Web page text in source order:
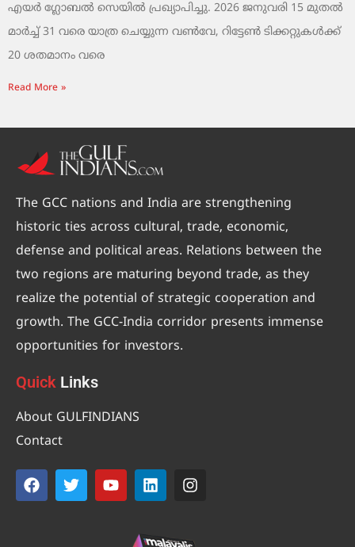
എയർ ഗ്ലോബൽ സെയിൽ പ്രഖ്യാപിച്ചു. 2026 ജനുവരി 15 മുതൽ
മാർച്ച് 31 വരെ യാത്ര ചെയ്യുന്ന വൺവേ, റിട്ടേൺ ടിക്കറ്റുകൾക്ക്
20 ശതമാനം വരെ
Read More »
The GCC nations and India are strengthening
historic ties across cultural, trade, economic,
defense and political areas. Relations between the
two regions are maturing beyond trade, as they
realize the potential of strategic cooperation and
growth. The GCC-India corridor presents immense
opportunities for investors.
Quick Links
About GULFINDIANS
Contact